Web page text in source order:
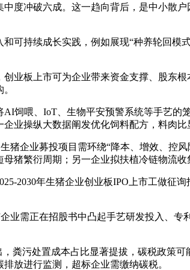
度冲破六成。这一趋向背后，是中小散
持续成长实践，例如展现“种养轮回模式
板上市可为企业带来资金支撑、股东
喂、IoT、生物平安预警系统等手艺的
业操纵大数据阐发优化饲料配方，料肉比
企业募投项目需环绕“降本、增效、控
猪繁衍周期；另一企业拟扶植冷链物流收
年生猪企业创业板IPO上市工做征
需正在招股书中凸起手艺研发投入、专
污处置成本占比显著提拔，碳税政策可
放进行监测，超标企业需缴纳碳税。